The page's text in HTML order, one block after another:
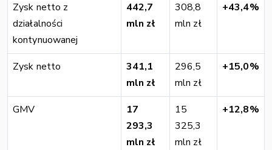
Zysk netto z
działalności
kontynuowanej
442,7
mln zł
308,8
mln zł
+43,4%
Zysk netto
341,1
mln zł
296,5
mln zł
+15,0%
GMV
17
293,3
mln zł
15
325,3
mln zł
+12,8%